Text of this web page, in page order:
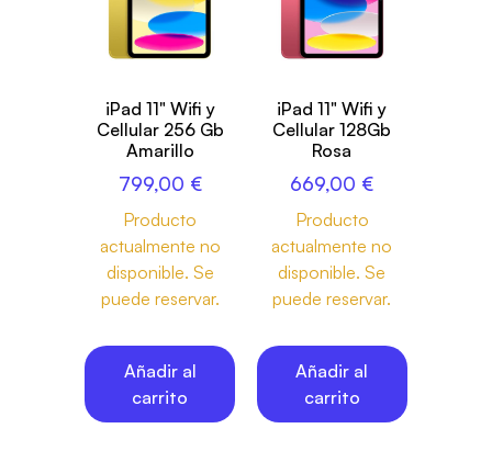
iPad 11" Wifi y
Cellular 256 Gb
Amarillo
799,00 €
Producto
actualmente no
disponible. Se
puede reservar.
Añadir al
carrito
iPad 11" Wifi y
Cellular 128Gb
Rosa
669,00 €
Producto
actualmente no
disponible. Se
puede reservar.
Añadir al
carrito